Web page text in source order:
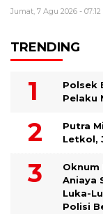
Jumat, 7 Agu 2026 -
TRENDING
Polsek
Pelaku
Putra
Letkol,
Oknum
Aniaya
Luka-
Polisi